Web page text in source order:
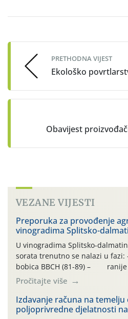
navigation
PRETHODNA VIJEST
Ekološko
Obavijest
VEZANE VIJESTI
Preporuka za provođenje
vinogradima Splitsko-
U vinogradima Splitsko-
sorata trenutno se nalazi u
bobica BBCH (81-89) – ranije
lokalitetima već su dozrele te su
visokih temperatura i
razvoj vinove loze odvija se
većine vinograda je dobro.
Pročitajte više
Izdavanje računa na temelju
poljoprivredne djelatnosti na